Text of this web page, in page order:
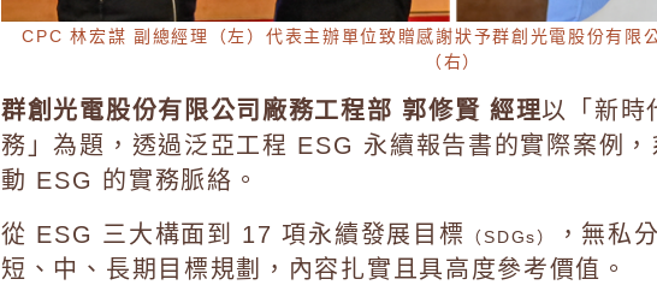
CPC 林宏謀 副總經理（左）代表主辦單位致贈感謝狀予群創光電股份有限
（右）
群創光電股份有限公司廠務工程部 郭修賢 經理以「新時
務」為題， 透過泛亞工程 ESG 永續報告書的實際案例
動 ESG 的實務脈絡。
從 ESG 三大構面到 17 項永續發展目標 （SDGs）
，無私
短、中、長期目標規劃，內容扎實且具高度參考價值。